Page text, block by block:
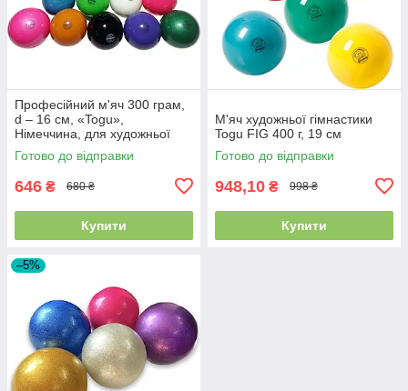
Професійний м'яч 300 грам,
d – 16 см, «Togu»,
Німеччина, для художньої
гімнастики
Готово до відправки
646 ₴ 680 ₴
Купити
М'яч художньої гімнастики
Togu FIG 400 г, 19 см
Готово до відправки
948,10 ₴ 998 ₴
Купити
–5%